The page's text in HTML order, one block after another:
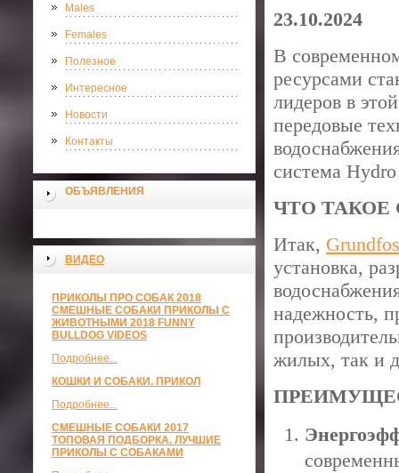
Males
Females
Полезное
Интересное
Новости
Контакты
ОБЪЯВЛЕНИЯ
ВИДЕО
ПРИКОЛЫ ПРО СОБАК 2018
СМЕШНЫЕ СОБАКИ ПРИКОЛЫ С
ЖИВОТНЫМИ 2018 FUNNY
BULLDOG VIDEOS
Подробнее...
КОШКИ И СОБАКИ. ПРИКОЛ
Подробнее...
СМЕШНЫЕ СОБАКИ 2017
ТОПОВАЯ ПОДБОРКА. ЛУЧШИЕ
ПРИКОЛЫ С СОБАКАМИ
23.10.2024
В
ресурсами
лидеров в
передовые
система
ЧТО ТАКОЕ
Итак,
установка,
надежность,
жилых, так и